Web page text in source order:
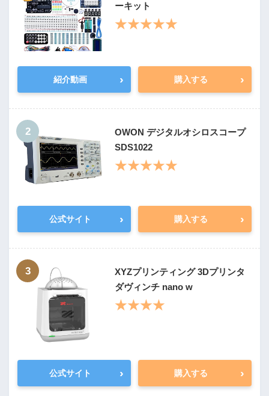
ーキット
★★★★★
紹介動画 › 購入する ›
2
OWON デジタルオシロスコープ
SDS1022
★★★★★
公式サイト › 購入する ›
3
XYZプリンティング 3Dプリンタ
ダヴィンチ nano w
★★★★
公式サイト › 購入する ›